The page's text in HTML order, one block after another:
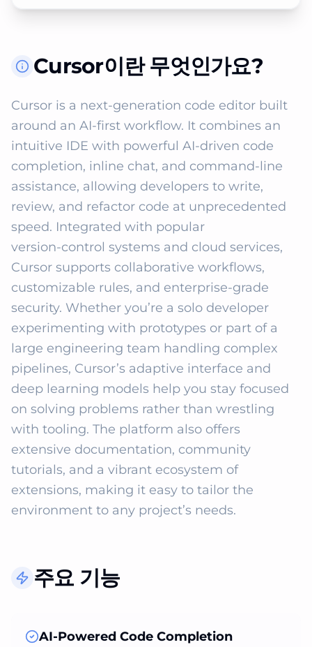
Cursor이란 무엇인가요?
Cursor is a next‑generation code editor built
around an AI‑first workflow. It combines an
intuitive IDE with powerful AI‑driven code
completion, inline chat, and command‑line
assistance, allowing developers to write,
review, and refactor code at unprecedented
speed. Integrated with popular
version‑control systems and cloud services,
Cursor supports collaborative workflows,
customizable rules, and enterprise‑grade
security. Whether you’re a solo developer
experimenting with prototypes or part of a
large engineering team handling complex
pipelines, Cursor’s adaptive interface and
deep learning models help you stay focused
on solving problems rather than wrestling
with tooling. The platform also offers
extensive documentation, community
tutorials, and a vibrant ecosystem of
extensions, making it easy to tailor the
environment to any project’s needs.
주요 기능
AI‑Powered Code Completion